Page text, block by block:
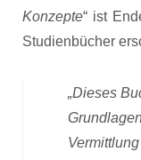
Konzepte“ ist
Studienbücher
„Dieses